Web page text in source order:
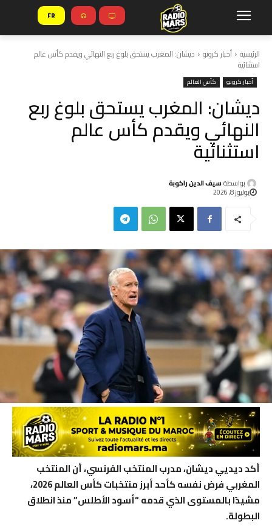
FR
الرئيسية أخبار كرونو ديشان: المغرب يستحق بلوغ ربع النهائي ويقدم كأس عالم
استثنائية
أخبار كرونو كأس العالم
ديشان: المغرب يستحق بلوغ ربع
النهائي ويقدم كأس عالم
استثنائية
بواسطةسيف الدين راكوبة
يوليوز 8, 2026
أكد ديديي ديشان، مدرب المنتخب الفرنسي، أن المنتخب
المغربي فرض نفسه كأحد أبرز منتخبات كأس العالم 2026،
مشيدًا بالمستوى الذي قدمه “أسود الأطلس” منذ انطلاق
البطولة.